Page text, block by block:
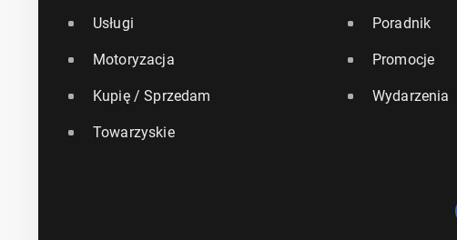
Usługi
Motoryzacja
Kupię / Sprzedam
Towarzyskie
Poradnik
Promocje
Wydarzenia